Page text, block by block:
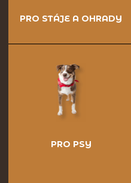
PRO STÁJE A OHRADY
PRO PSY